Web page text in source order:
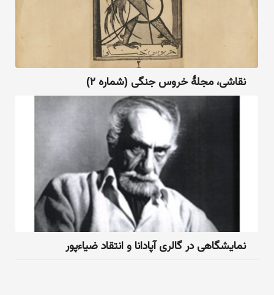
نقاشی، مجلهٔ خروس جنگی (شماره ۲)
نمایشگاهی در گالری آپادانا و انتقاد ضیاءپور